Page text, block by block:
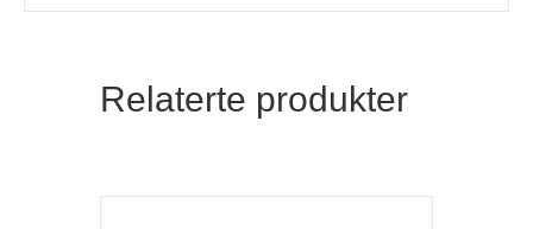
Relaterte produkter